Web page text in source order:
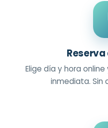
Elige día y hora
inmediata. Sin